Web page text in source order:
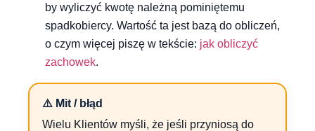
by wyliczyć kwotę należną pominiętemu
spadkobiercy. Wartość ta jest bazą do obliczeń,
o czym więcej piszę w tekście: jak obliczyć
zachowek.
⚠️ Mit / błąd
Wielu Klientów myśli, że jeśli przyniosą do